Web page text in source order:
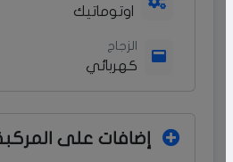
اوتوماتيك
الزجاج
كهربائي
إضافات على المركبة